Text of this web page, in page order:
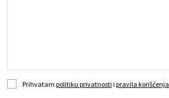
Prihvatam politiku privatnosti i pravila korišćenja